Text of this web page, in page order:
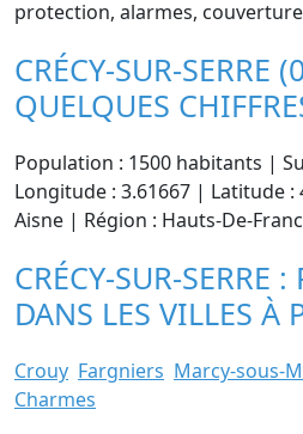
protection, alarmes,
CRÉCY-SUR-SERRE
QUELQUES
Population : 1500 habitants |
Longitude : 3.61667 | Latitude
Aisne | Région : Hauts-De-
CRÉCY-SUR-SERRE
DANS LES VILLES À
Crouy Fargniers Marcy-sous-
Charmes